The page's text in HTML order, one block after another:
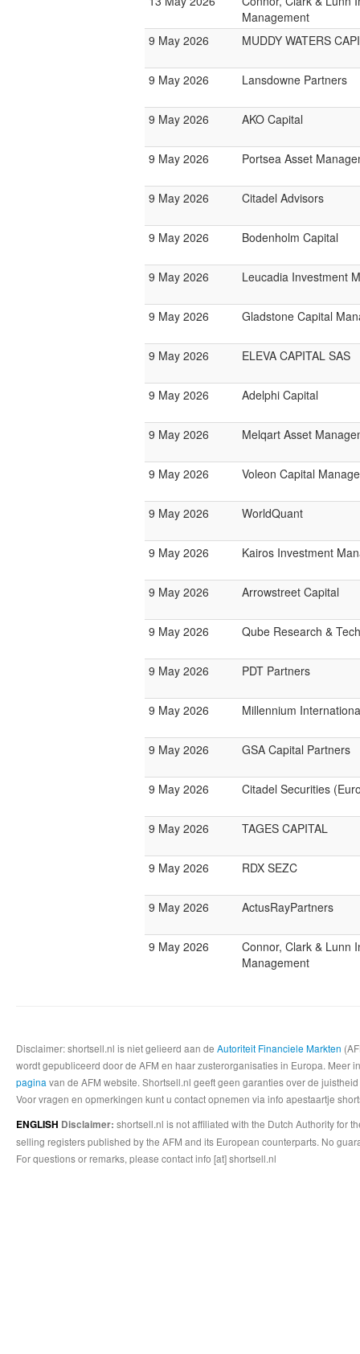
Management
9 May 2026
MUDDY WATERS
9 May 2026 Lansdowne Partners
9 May 2026 AKO Capital
9 May 2026 Portsea Asset
9 May 2026 Citadel Advisors
9 May 2026 Bodenholm Capital
9 May 2026 Leucadia Investment
9 May 2026 Gladstone Capital
9 May 2026 ELEVA CAPITAL SAS
9 May 2026 Adelphi Capital
9 May 2026 Melqart Asset
9 May 2026 Voleon Capital
9 May 2026 WorldQuant
9 May 2026 Kairos Investment
9 May 2026 Arrowstreet Capital
9 May 2026 Qube Research &
9 May 2026 PDT Partners
9 May 2026 Millennium
9 May 2026 GSA Capital Partners
9 May 2026 Citadel Securities
9 May 2026 TAGES CAPITAL
9 May 2026 RDX SEZC
9 May 2026 ActusRayPartners
9 May 2026
Connor, Clark & Lunn
Management
Disclaimer: shortsell.nl is niet gelieerd aan de Autoriteit Financiele Markten
wordt gepubliceerd door de AFM en haar zusterorganisaties in Europa.
pagina van de AFM website. Shortsell.nl geeft geen garanties over de
Voor vragen en opmerkingen kunt u contact opnemen via info apestaartje
ENGLISH Disclaimer: shortsell.nl is not affiliated with the Dutch Authority for
selling registers published by the AFM and its European counterparts. No
For questions or remarks, please contact info [at] shortsell.nl